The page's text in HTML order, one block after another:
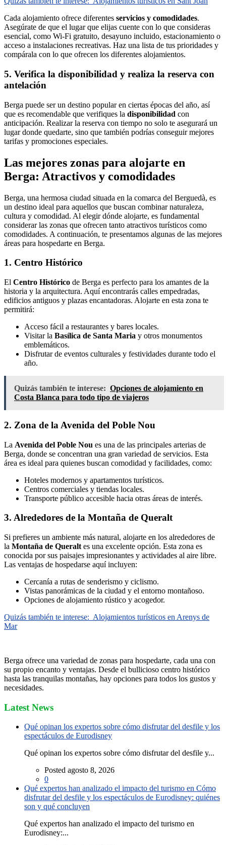
Cada alojamiento ofrece diferentes servicios y comodidades.
Asegúrate de que el lugar que elijas cuente con lo que consideras
esencial, como Wi-Fi gratuito, desayuno incluido, estacionamiento o
acceso a instalaciones recreativas. Haz una lista de tus prioridades y
compárala con lo que ofrecen los diferentes alojamientos.
5. Verifica la disponibilidad y realiza la reserva con
antelación
Berga puede ser un destino popular en ciertas épocas del año, así
que es recomendable que verifiques la disponibilidad con
anticipación. Realizar la reserva con tiempo no solo te asegurará un
lugar donde quedarte, sino que también podrías conseguir mejores
tarifas y promociones especiales.
Las mejores zonas para alojarte en
Berga: Atractivos y comodidades
Berga, una hermosa ciudad situada en la comarca del Berguedà, es
un destino ideal para aquellos que buscan combinar naturaleza,
cultura y comodidad. Al elegir dónde alojarte, es fundamental
considerar las zonas que ofrecen tanto atractivos turísticos como
comodidades. A continuación, te presentamos algunas de las mejores
áreas para hospedarte en Berga.
1. Centro Histórico
El Centro Histórico de Berga es perfecto para los amantes de la
historia y la arquitectura. Aquí encontrarás calles empedradas,
edificios antiguos y plazas encantadoras. Alojarte en esta zona te
permitirá:
Acceso fácil a restaurantes y bares locales.
Visitar la Basílica de Santa Maria y otros monumentos
emblemáticos.
Disfrutar de eventos culturales y festividades durante todo el
año.
Quizás también te interese: Opciones de alojamiento en
Costa Blanca para todo tipo de viajeros
2. Zona de la Avenida del Poble Nou
La Avenida del Poble Nou es una de las principales arterias de
Berga, donde se concentran una gran variedad de servicios. Esta
área es ideal para quienes buscan comodidad y facilidades, como:
Hoteles modernos y apartamentos turísticos.
Centros comerciales y tiendas locales.
Transporte público accesible hacia otras áreas de interés.
3. Alrededores de la Montaña de Queralt
Si prefieres un ambiente más natural, alojarte en los alrededores de
la Montaña de Queralt es una excelente opción. Esta zona es
conocida por sus paisajes impresionantes y actividades al aire libre.
Las ventajas de hospedarse aquí incluyen:
Cercanía a rutas de senderismo y ciclismo.
Vistas panorámicas de la ciudad y el entorno montañoso.
Opciones de alojamiento rústico y acogedor.
Quizás también te interese: Alojamientos turísticos en Arenys de
Mar
Berga ofrece una variedad de zonas para hospedarte, cada una con
su propio encanto y ventajas. Desde el bullicioso centro histórico
hasta las tranquilas montañas, hay opciones para todos los gustos y
necesidades.
Latest News
Qué opinan los expertos sobre cómo disfrutar del desfile y los
espectáculos de Eurodisney
Qué opinan los expertos sobre cómo disfrutar del desfile y...
Posted agosto 8, 2026
0
Qué expertos han analizado el impacto del turismo en Cómo
disfrutar del desfile y los espectáculos de Eurodisney: quiénes
son y qué concluyen
Qué expertos han analizado el impacto del turismo en
Eurodisney:...